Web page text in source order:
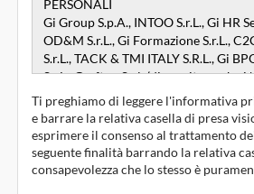
Ti preghiamo di leggere l'informativa
e barrare la relativa casella di presa
esprimere il consenso al trattamento
seguente finalità barrando la relativa
consapevolezza che lo stesso è